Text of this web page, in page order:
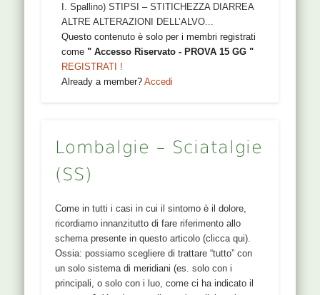
I. Spallino) STIPSI – STITICHEZZA DIARREA
ALTRE ALTERAZIONI DELL’ALVO...
Questo contenuto è solo per i membri registrati
come" Accesso Riservato - PROVA 15 GG "
REGISTRATI !
Already a member?Accedi
Lombalgie – Sciatalgie
(SS)
Come in tutti i casi in cui il sintomo è il dolore,
ricordiamo innanzitutto di fare riferimento allo
schema presente in questo articolo (clicca qui).
Ossia: possiamo scegliere di trattare “tutto” con
un solo sistema di meridiani (es. solo con i
principali, o solo con i luo, come ci ha indicato il